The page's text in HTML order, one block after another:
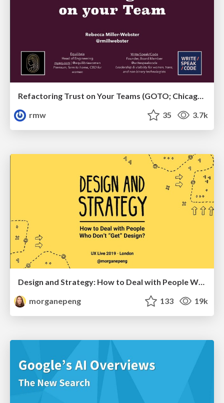
Refactoring Trust on Your Teams (GOTO; Chicago 2020)
rmw
35 3.7k
Design and Strategy: How to Deal with People Who Don’t "Get" Design
morganepeng
133 19k